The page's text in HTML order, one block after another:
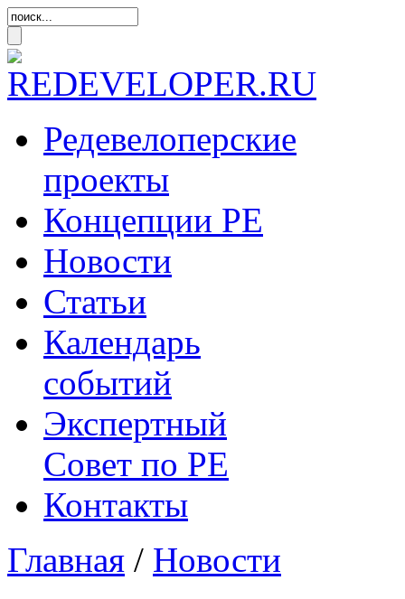
Редевелоперские
проекты
Концепции РЕ
Новости
Статьи
Календарь
событий
Экспертный
Совет по РЕ
Контакты
Главная / Новости